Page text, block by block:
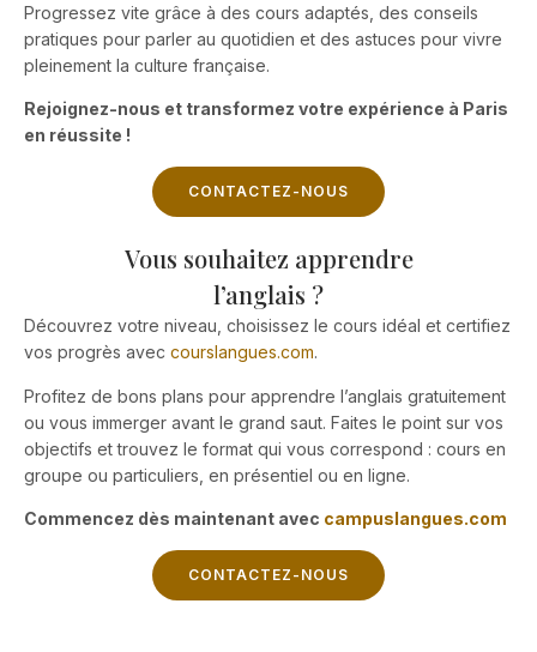
Progressez vite grâce à des cours adaptés, des conseils
pratiques pour parler au quotidien et des astuces pour vivre
pleinement la culture française.
Rejoignez-nous et transformez votre expérience à Paris
en réussite !
CONTACTEZ-NOUS
Vous souhaitez apprendre
l’anglais ?
Découvrez votre niveau, choisissez le cours idéal et certifiez
vos progrès avec courslangues.com.
Profitez de bons plans pour apprendre l’anglais gratuitement
ou vous immerger avant le grand saut. Faites le point sur vos
objectifs et trouvez le format qui vous correspond : cours en
groupe ou particuliers, en présentiel ou en ligne.
Commencez dès maintenant avec campuslangues.com
CONTACTEZ-NOUS